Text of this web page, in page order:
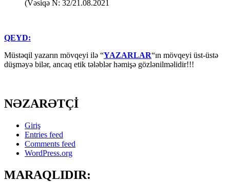
(Vəsiqə N: 32/21.08.2021
QEYD:
Müstəqil yazarın mövqeyi ilə “YAZARLAR“ın mövqeyi üst-üstə
düşməyə bilər, ancaq etik tələblər həmişə gözlənilməlidir!!!
NƏZARƏTÇİ
Giriş
Entries feed
Comments feed
WordPress.org
MARAQLIDIR: